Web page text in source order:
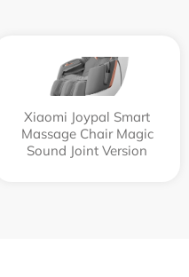
Xiaomi Joypal Smart
Massage Chair Magic
Sound Joint Version